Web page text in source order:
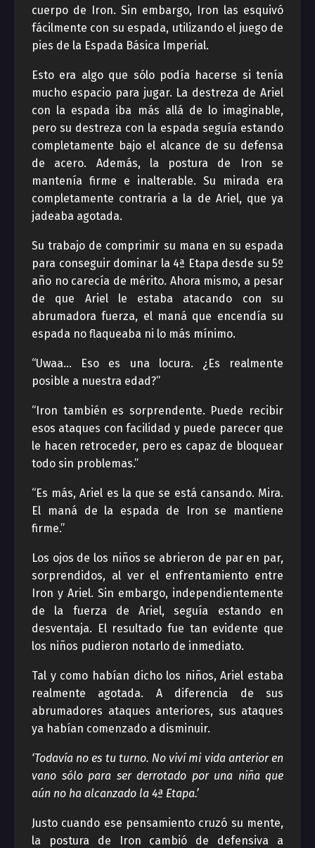
cuerpo de Iron. Sin embargo, Iron las esquivó
fácilmente con su espada, utilizando el juego de
pies de la Espada Básica Imperial.
Esto era algo que sólo podía hacerse si tenía
mucho espacio para jugar. La destreza de Ariel
con la espada iba más allá de lo imaginable,
pero su destreza con la espada seguía estando
completamente bajo el alcance de su defensa
de acero. Además, la postura de Iron se
mantenía firme e inalterable. Su mirada era
completamente contraria a la de Ariel, que ya
jadeaba agotada.
Su trabajo de comprimir su mana en su espada
para conseguir dominar la 4ª Etapa desde su 5º
año no carecía de mérito. Ahora mismo, a pesar
de que Ariel le estaba atacando con su
abrumadora fuerza, el maná que encendía su
espada no flaqueaba ni lo más mínimo.
“Uwaa… Eso es una locura. ¿Es realmente
posible a nuestra edad?”
“Iron también es sorprendente. Puede recibir
esos ataques con facilidad y puede parecer que
le hacen retroceder, pero es capaz de bloquear
todo sin problemas.”
“Es más, Ariel es la que se está cansando. Mira.
El maná de la espada de Iron se mantiene
firme.”
Los ojos de los niños se abrieron de par en par,
sorprendidos, al ver el enfrentamiento entre
Iron y Ariel. Sin embargo, independientemente
de la fuerza de Ariel, seguía estando en
desventaja. El resultado fue tan evidente que
los niños pudieron notarlo de inmediato.
Tal y como habían dicho los niños, Ariel estaba
realmente agotada. A diferencia de sus
abrumadores ataques anteriores, sus ataques
ya habían comenzado a disminuir.
‘Todavía no es tu turno. No viví mi vida anterior en
vano sólo para ser derrotado por una niña que
aún no ha alcanzado la 4ª Etapa.’
Justo cuando ese pensamiento cruzó su mente,
la postura de Iron cambió de defensiva a